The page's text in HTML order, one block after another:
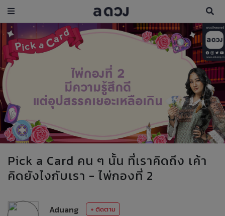
Pick a Card คน ๆ นั้น ที่เราคิดถึง เค้า
คิดยังไงกับเรา - ไพ่กองที่ 2
Aduang
+ ติดตาม